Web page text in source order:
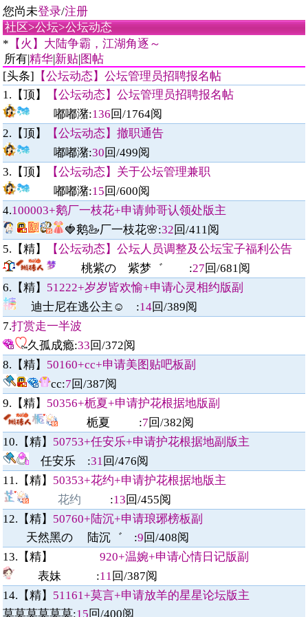
您尚未登录/注册
社区>公坛>公坛动态
* 【火】大陆争霸，江湖角逐～
所有|精华|新贴|图帖
[头条] 【公坛动态】公坛管理员招聘报名帖
1.【顶】
【公坛动态】公坛管理员招聘报名帖
嘟嘟潴:136回/1764阅
2.【顶】
【公坛动态】撤职通告
嘟嘟潴:30回/499阅
3.【顶】
【公坛动态】关于公坛管理兼职
嘟嘟潴:15回/600阅
4.100003+鹅厂一枝花+申请帅哥认领处版主
🍓鹅🦢厂一枝花🌸:32回/411阅
5.【精】
【公坛动态】公坛人员调整及公坛宝子福利公告
桃紫の 紫梦゛ :27回/681阅
6.【精】 51222+岁岁皆欢愉+申请心灵相约版副
迪士尼在逃公主☺︎ :14回/389阅
7.打赏走一半波
久孤成瘾:33回/372阅
8.【精】 50160+cc+申请美图贴吧板副
cc:7回/387阅
9.【精】 50356+栀夏+申请护花根据地版副
栀夏 :7回/382阅
10.【精】 50753+任安乐+申请护花根据地副版主
任安乐 :31回/476阅
11.【精】 50353+花约+申请护花根据地版主
花约 :13回/455阅
12.【精】 50760+陆沉+申请琅琊榜板副
天然黑の 陆沉゛ :9回/408阅
13.【精】
920+温婉+申请心情日记版副
表妹ゞ :11回/387阅
14.【精】 51161+莫言+申请放羊的星星论坛版主
莫莫莫莫莫莫:15回/400阅